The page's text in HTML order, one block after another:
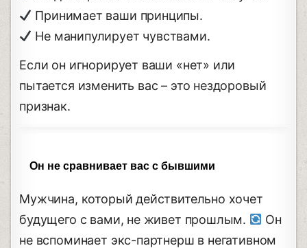
Принимает ваши принципы.
Не манипулирует чувствами.
Если он игнорирует ваши «нет» или
пытается изменить вас – это нездоровый
признак.
Он не сравнивает вас с бывшими
Мужчина, который действительно хочет
будущего с вами, не живет прошлым.
Он
не вспоминает экс-партнерш в негативном